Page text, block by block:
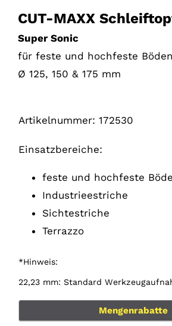
CUT-MAXX
Super Sonic
für feste und hochfeste Böden
Ø 125, 150 & 175 mm
Artikelnummer: 172530
Einsatzbereiche:
feste und hochfeste
Industrieestriche
Sichtestriche
Terrazzo
*Hinweis:
22,23 mm: Standard
Mengenrabatte